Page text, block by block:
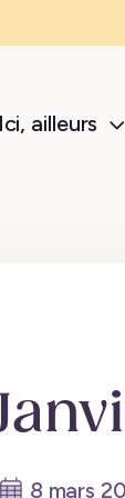
Ici, ailleurs
8 mars